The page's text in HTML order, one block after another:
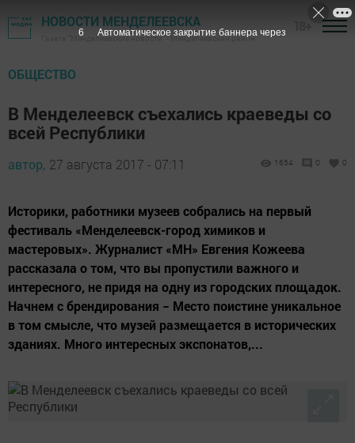
НОВОСТИ МЕНДЕЛЕЕВСКА
Газета "Менделеевские новости" - Менделеевский район
ОБЩЕСТВО
В Менделеевск съехались краеведы со
всей Республики
автор, 27 августа 2017 - 07:11 1654 0 0
Историки, работники музеев собрались на первый
фестиваль «Менделеевск-город химиков и
мастеровых». Журналист «МН» Евгения Кожеева
рассказала о том, что вы пропустили важного и
интересного, не придя на одну из городских площадок.
Начнем с брендирования − Место поистине уникальное
в том смысле, что музей размещается в исторических
зданиях. Много интересных экспонатов,...
6 Автоматическое закрытие баннера через